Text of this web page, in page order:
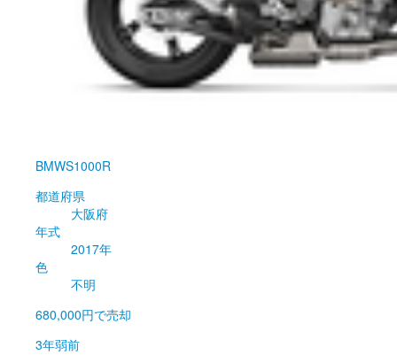
BMWS1000R
都道府県
大阪府
年式
2017年
色
不明
680,000円で売却
3年弱前